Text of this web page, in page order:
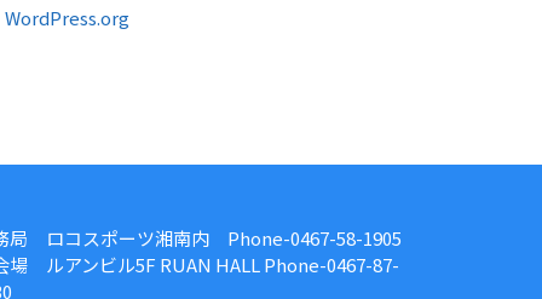
WordPress.org
局 ロコスポーツ湘南内 Phone-0467-58-1905
場 ルアンビル5F RUAN HALL Phone-0467-87-